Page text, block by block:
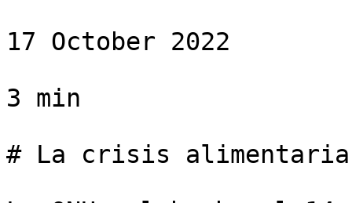
17 October 2022
3 min
# La crisis